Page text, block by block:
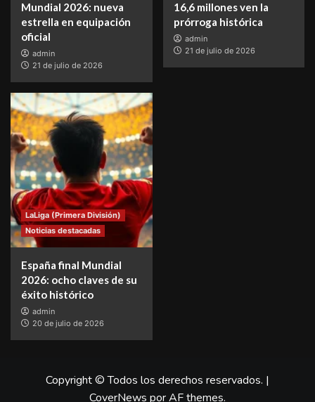
Mundial 2026: nueva
estrella en equipación
oficial
admin
21 de julio de 2026
16,6 millones ven la
prórroga histórica
admin
21 de julio de 2026
LaLiga (Primera División)
Noticias destacadas
España final Mundial
2026: ocho claves de su
éxito histórico
admin
20 de julio de 2026
Copyright © Todos los derechos reservados. |
CoverNews por AF themes.